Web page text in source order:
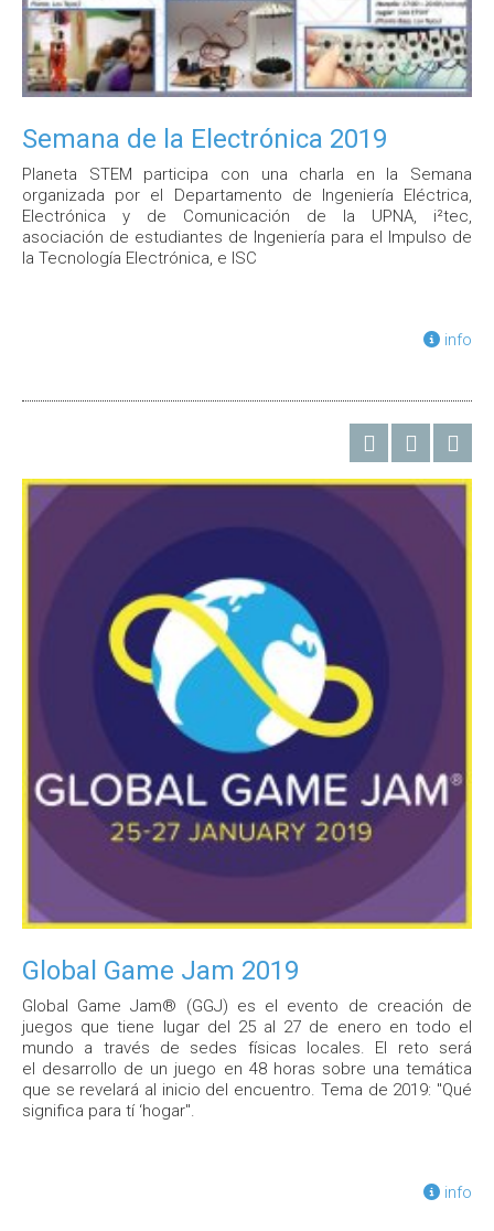
Semana de la Electrónica 2019
Planeta STEM participa con una charla en la Semana
organizada por el Departamento de Ingeniería Eléctrica,
Electrónica y de Comunicación de la UPNA, i²tec,
asociación de estudiantes de Ingeniería para el Impulso de
la Tecnología Electrónica, e ISC
info
Global Game Jam 2019
Global Game Jam® (GGJ) es el evento de creación de
juegos que tiene lugar del 25 al 27 de enero en todo el
mundo a través de sedes físicas locales. El reto será
el desarrollo de un juego en 48 horas sobre una temática
que se revelará al inicio del encuentro. Tema de 2019: "Qué
significa para tí ‘hogar".
info